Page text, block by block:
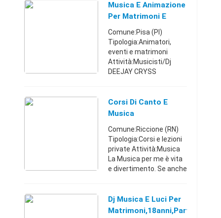
Musica E Animazione
Per Matrimoni E
Compleanni
Comune:Pisa (PI)
Tipologia:Animatori,
eventi e matrimoni
Attività:Musicisti/Dj
DEEJAY CRYSS
ANIMAZIONE PER
MATRIMONI, MUSICA E
DI COMPLEANNO E ...
Corsi Di Canto E
Musica
Comune:Riccione (RN)
Tipologia:Corsi e lezioni
private Attività:Musica
La Musica per me è vita
e divertimento. Se anche
voglia ma vuoi crescere
nel mon ...
Dj Musica E Luci Per
Matrimoni,18anni,partyprivati